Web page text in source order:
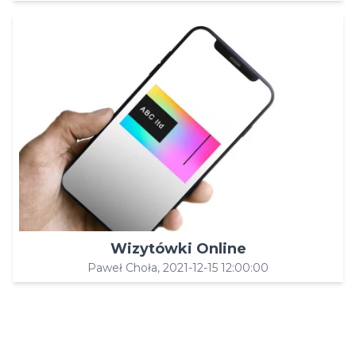
Wizytówki Online
Paweł Choła, 2021-12-15 12:00:00